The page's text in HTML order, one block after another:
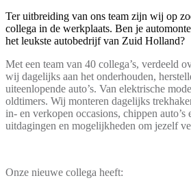
Ter uitbreiding van ons team zijn wij op
collega in de werkplaats. Ben je
het leukste autobedrijf van Zuid Holland?
Met een team van 40 collega’s, verdeeld
wij dagelijks aan het onderhouden,
uiteenlopende auto’s. Van elektrische
oldtimers. Wij monteren dagelijks
in- en verkopen occasions, chippen
uitdagingen en mogelijkheden om jezelf
Onze nieuwe collega heeft: